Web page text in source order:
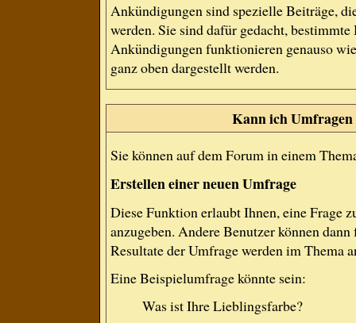
Ankündigungen sind spezielle Beiträge,
werden. Sie sind dafür gedacht,
Ankündigungen funktionieren genauso
ganz oben dargestellt werden.
Kann ich
Sie können auf dem Forum in einem
Erstellen einer neuen Umfrage
Diese Funktion erlaubt Ihnen, eine Frage
anzugeben. Andere Benutzer können
Resultate der Umfrage werden im Thema
Eine Beispielumfrage könnte sein:
Was ist Ihre Lieblingsfarbe?